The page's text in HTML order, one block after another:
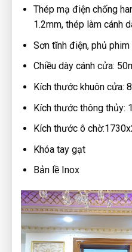
Thép mạ điện chống
1.2mm, thép làm cánh
Sơn tĩnh điện, phủ phim
Chiều dày cánh cửa:
Kích thước khuôn cửa:
Kích thước thông thủy:
Kích thước ô
Khóa tay gạt
Bản lề Inox